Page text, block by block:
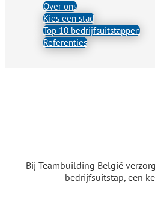
Over ons
Kies een stad
Top 10 bedrijfsuitstappen
Referenties
Bij Teambuilding België
bedrijfsuitstap, een